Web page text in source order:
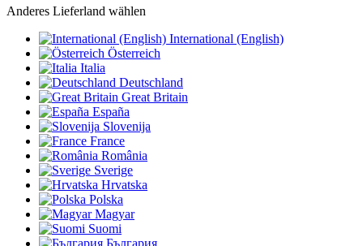
Anderes Lieferland wählen
International (English)
Österreich
Italia
Deutschland
Great Britain
España
Slovenija
France
România
Sverige
Hrvatska
Polska
Magyar
Suomi
България